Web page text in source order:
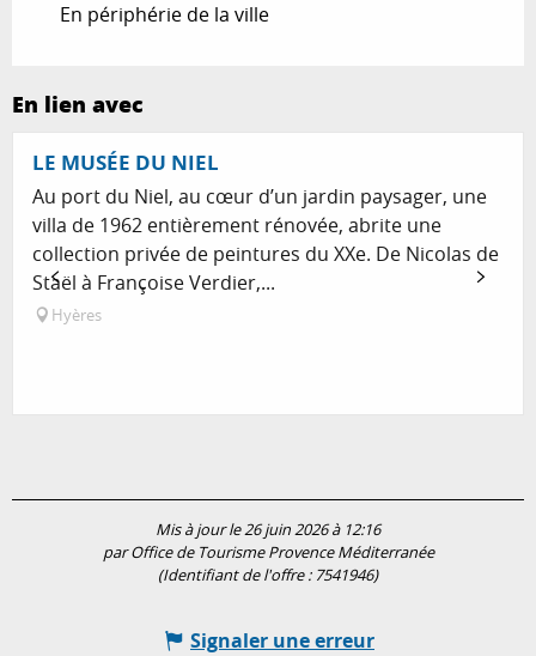
En périphérie de la ville
En lien avec
LE MUSÉE DU NIEL
Au port du Niel, au cœur d’un jardin paysager, une
villa de 1962 entièrement rénovée, abrite une
collection privée de peintures du XXe. De Nicolas de
Staël à Françoise Verdier,...
Hyères
Mis à jour le 26 juin 2026 à 12:16
par Office de Tourisme Provence Méditerranée
(Identifiant de l'offre : 7541946)
Signaler une erreur